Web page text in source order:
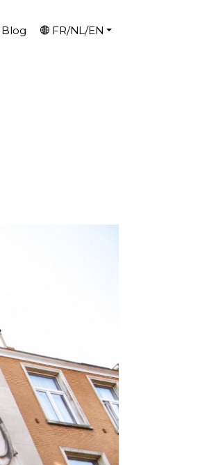
Blog FR/NL/EN